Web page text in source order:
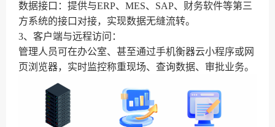
数据接口：提供与ERP、MES、SAP、财务软件等第三
方系统的接口对接，实现数据无缝流转。
3、客户端与远程访问：
管理人员可在办公室、甚至通过手机衡器云小程序或网
页浏览器，实时监控称重现场、查询数据、审批业务。